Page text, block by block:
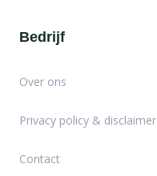
Bedrijf
Over ons
Privacy policy & disclaimer
Contact